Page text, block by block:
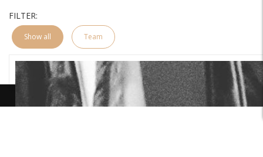
FILTER:
Show all Team
Přidat více položek